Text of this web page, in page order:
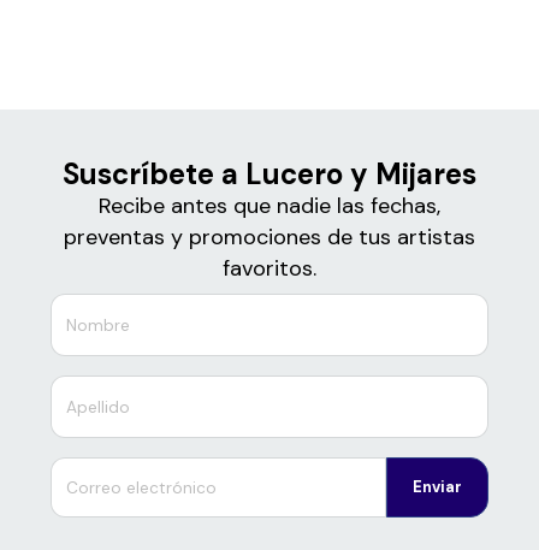
Suscríbete a Lucero y Mijares
Recibe antes que nadie las fechas,
preventas y promociones de tus artistas
favoritos.
Enviar